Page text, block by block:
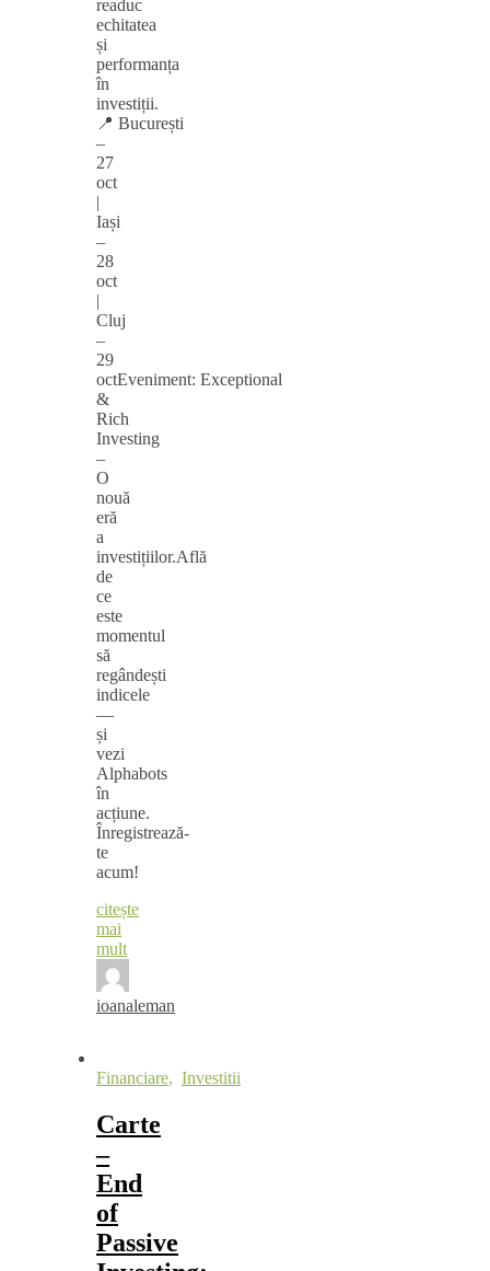
readuc
echitatea
și
performanța
în
investiții.
📍 București
–
27
oct
|
Iași
–
28
oct
|
Cluj
–
29
octEveniment: Exceptional
&
Rich
Investing
–
O
nouă
eră
a
investițiilor.Află
de
ce
este
momentul
să
regândești
indicele
—
și
vezi
Alphabots
în
acțiune.
Înregistrează-
te
acum!
citește
mai
mult
ioanaleman
Financiare, Investitii
Carte
–
End
of
Passive